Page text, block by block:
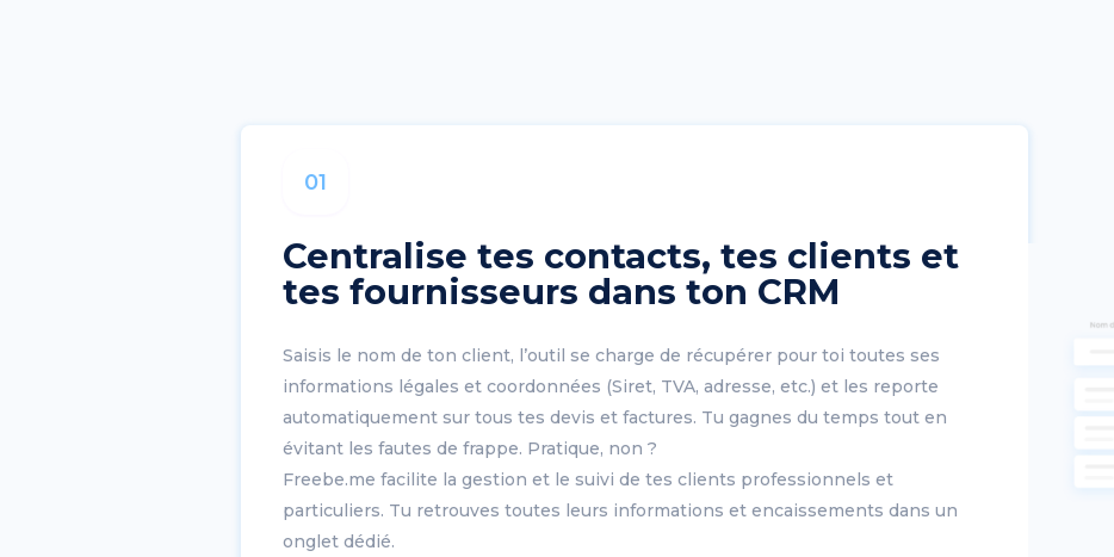
01
Centralise tes contacts, tes clients et
tes fournisseurs dans ton CRM
Saisis le nom de ton client, l’outil se charge de récupérer pour toi toutes ses
informations légales et coordonnées (Siret, TVA, adresse, etc.) et les reporte
automatiquement sur tous tes devis et factures. Tu gagnes du temps tout en
évitant les fautes de frappe. Pratique, non ?
Freebe.me facilite la gestion et le suivi de tes clients professionnels et
particuliers. Tu retrouves toutes leurs informations et encaissements dans un
onglet dédié.